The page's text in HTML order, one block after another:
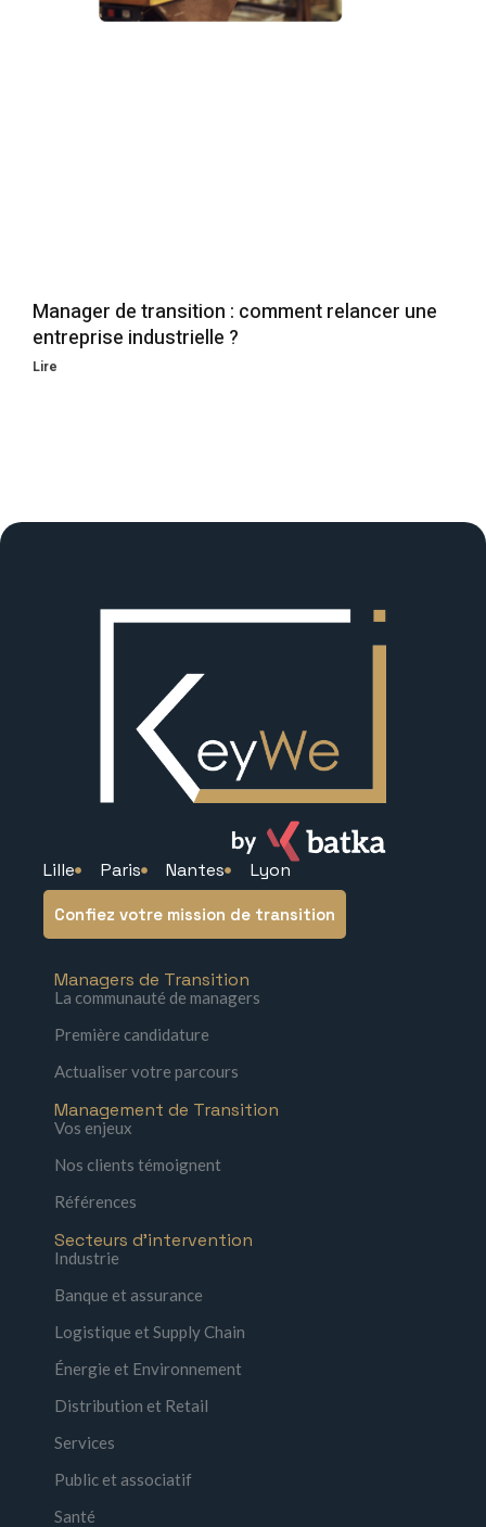
Manager de transition : comment relancer une
entreprise industrielle ?
Lire
Lille Paris Nantes Lyon
Confiez votre mission de transition
Managers de Transition
La communauté de managers
Première candidature
Actualiser votre parcours
Management de Transition
Vos enjeux
Nos clients témoignent
Références
Secteurs d'intervention
Industrie
Banque et assurance
Logistique et Supply Chain
Énergie et Environnement
Distribution et Retail
Services
Public et associatif
Santé